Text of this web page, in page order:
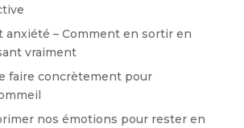
anxiété – Comment en sortir en
vraiment
faire concrètement pour
nos émotions pour rester en